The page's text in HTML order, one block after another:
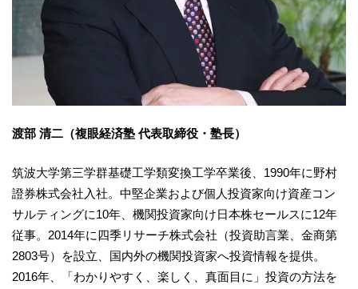
渡部 清二（複眼経済塾 代表取締役・塾長）
筑波大学第三学群基礎工学類変換工学卒業後、1990年に野村
證券株式会社入社。中堅企業および個人投資家向け資産コン
サルティングに10年、機関投資家向け日本株セールスに12年
従事。2014年に四季リサーチ株式会社（投資助言業、金商第
2803号）を設立、国内外の機関投資家へ投資情報を提供。
2016年、「わかりやすく、楽しく、真面目に」投資の方法を